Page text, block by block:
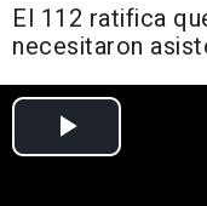
El 112 ratifica
necesitaron